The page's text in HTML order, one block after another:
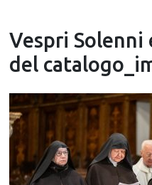
Vespri Solenni
del